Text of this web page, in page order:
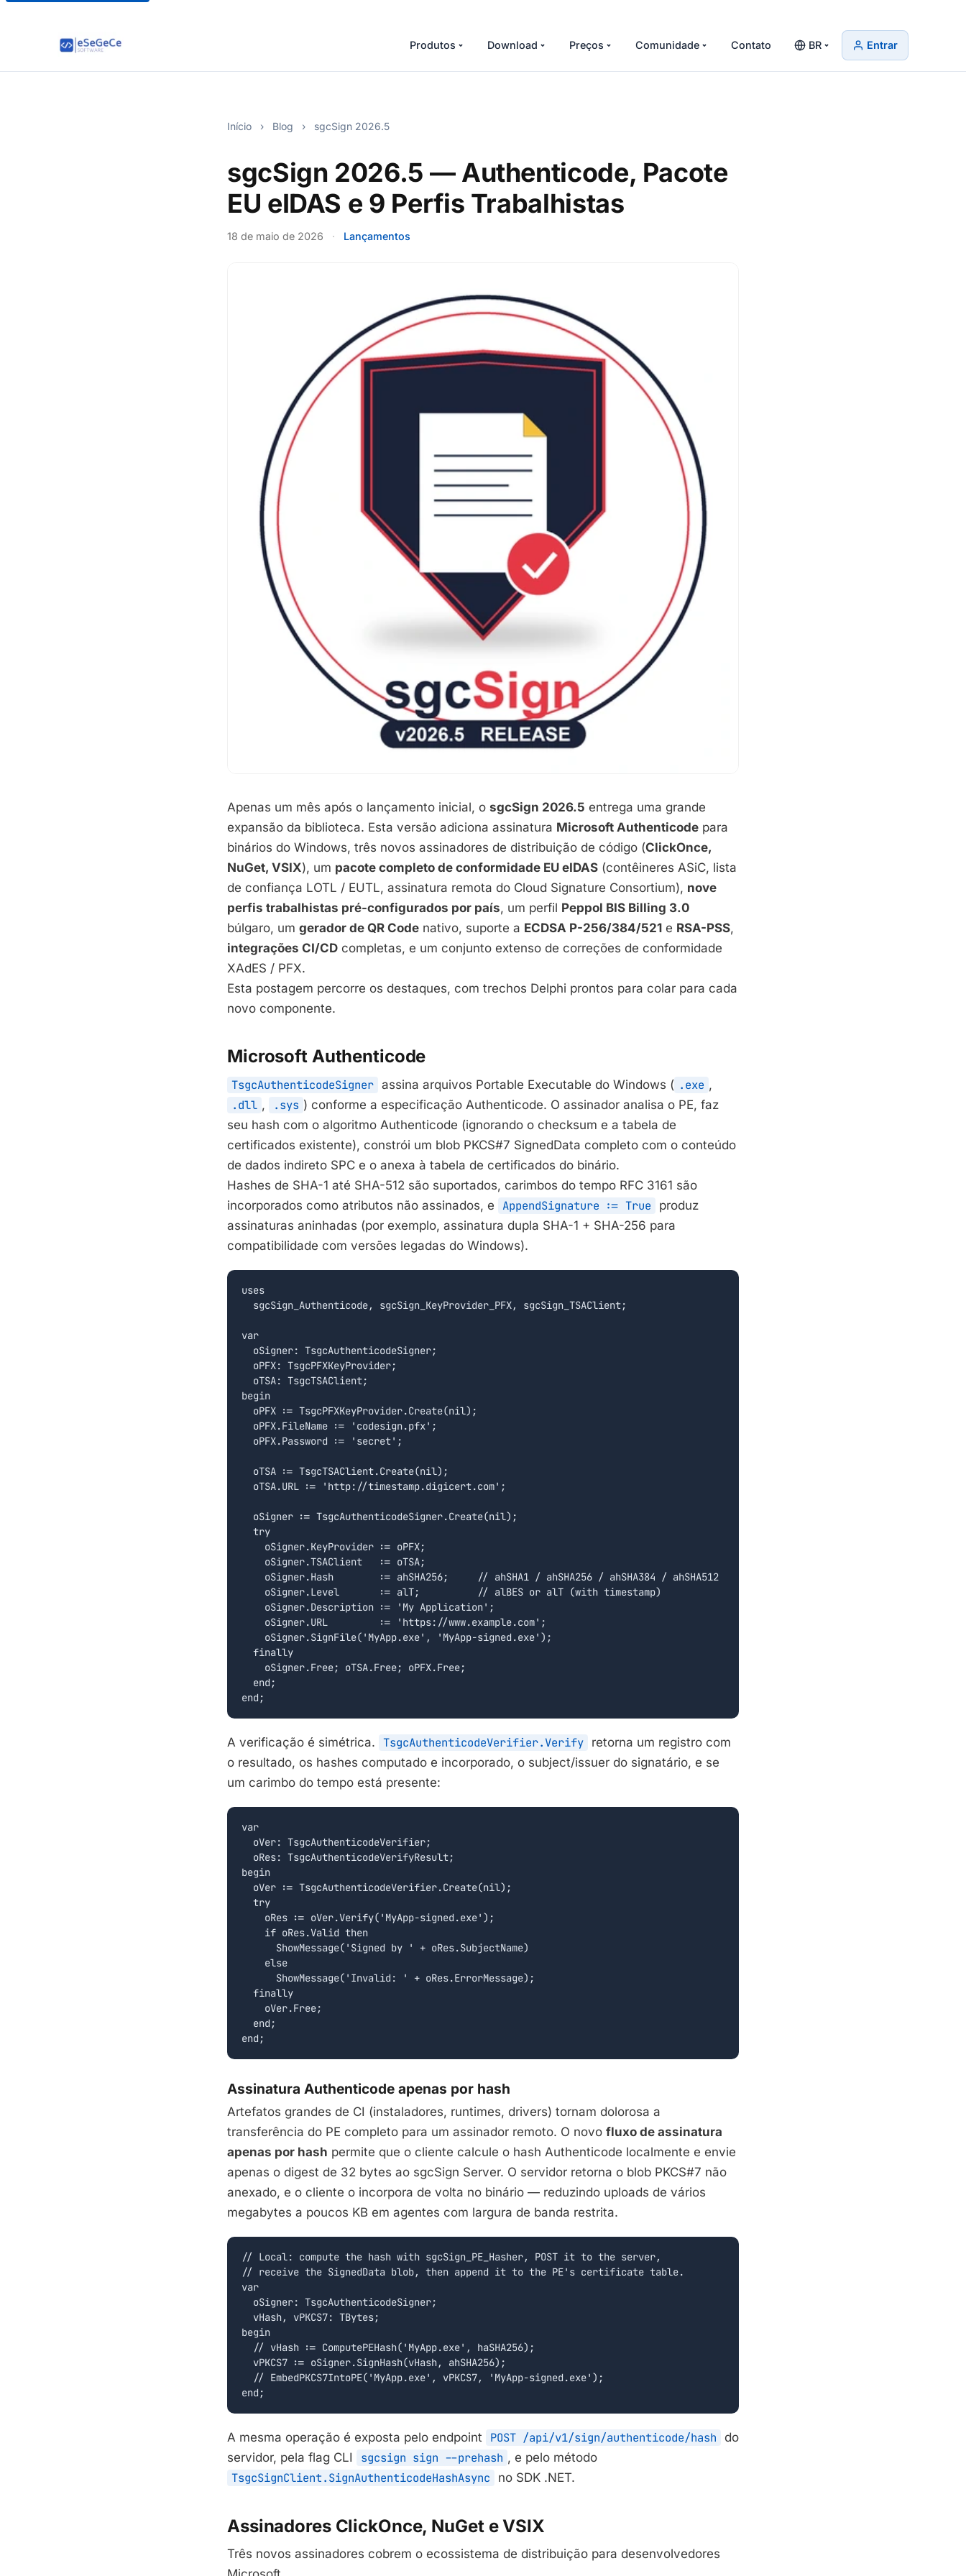
Produtos Download Preços Comunidade Contato BR Entrar
Início › Blog › sgcSign 2026.5
sgcSign 2026.5 — Authenticode, Pacote
EU eIDAS e 9 Perfis Trabalhistas
18 de maio de 2026 · Lançamentos
Apenas um mês após o lançamento inicial, o sgcSign 2026.5 entrega uma grande
expansão da biblioteca. Esta versão adiciona assinatura Microsoft Authenticode para
binários do Windows, três novos assinadores de distribuição de código (ClickOnce,
NuGet, VSIX), um pacote completo de conformidade EU eIDAS (contêineres ASiC, lista
de confiança LOTL / EUTL, assinatura remota do Cloud Signature Consortium), nove
perfis trabalhistas pré-configurados por país, um perfil Peppol BIS Billing 3.0
búlgaro, um gerador de QR Code nativo, suporte a ECDSA P-256/384/521 e RSA-PSS,
integrações CI/CD completas, e um conjunto extenso de correções de conformidade
XAdES / PFX.
Esta postagem percorre os destaques, com trechos Delphi prontos para colar para cada
novo componente.
Microsoft Authenticode
TsgcAuthenticodeSigner assina arquivos Portable Executable do Windows ( .exe ,
.dll , .sys ) conforme a especificação Authenticode. O assinador analisa o PE, faz
seu hash com o algoritmo Authenticode (ignorando o checksum e a tabela de
certificados existente), constrói um blob PKCS#7 SignedData completo com o conteúdo
de dados indireto SPC e o anexa à tabela de certificados do binário.
Hashes de SHA-1 até SHA-512 são suportados, carimbos do tempo RFC 3161 são
incorporados como atributos não assinados, e
AppendSignature := True
produz
assinaturas aninhadas (por exemplo, assinatura dupla SHA-1 + SHA-256 para
compatibilidade com versões legadas do Windows).
uses
  sgcSign_Authenticode, sgcSign_KeyProvider_PFX, sgcSign_TSAClient;
var
  oSigner: TsgcAuthenticodeSigner;
  oPFX: TsgcPFXKeyProvider;
  oTSA: TsgcTSAClient;
begin
  oPFX := TsgcPFXKeyProvider.Create(nil);
  oPFX.FileName := 'codesign.pfx';
  oPFX.Password := 'secret';
  oTSA := TsgcTSAClient.Create(nil);
  oTSA.URL := 'http://timestamp.digicert.com';
  oSigner := TsgcAuthenticodeSigner.Create(nil);
  try
    oSigner.KeyProvider := oPFX;
    oSigner.TSAClient   := oTSA;
    oSigner.Hash        := ahSHA256;     // ahSHA1 / ahSHA256 / ahSHA384 / ahSHA512
    oSigner.Level       := alT;          // alBES or alT (with timestamp)
    oSigner.Description := 'My Application';
    oSigner.URL         := 'https://www.example.com';
    oSigner.SignFile('MyApp.exe', 'MyApp-signed.exe');
  finally
    oSigner.Free; oTSA.Free; oPFX.Free;
  end;
end;
A verificação é simétrica. TsgcAuthenticodeVerifier.Verify retorna um registro com
o resultado, os hashes computado e incorporado, o subject/issuer do signatário, e se
um carimbo do tempo está presente:
var
  oVer: TsgcAuthenticodeVerifier;
  oRes: TsgcAuthenticodeVerifyResult;
begin
  oVer := TsgcAuthenticodeVerifier.Create(nil);
  try
    oRes := oVer.Verify('MyApp-signed.exe');
    if oRes.Valid then
      ShowMessage('Signed by ' + oRes.SubjectName)
    else
      ShowMessage('Invalid: ' + oRes.ErrorMessage);
  finally
    oVer.Free;
  end;
end;
Assinatura Authenticode apenas por hash
Artefatos grandes de CI (instaladores, runtimes, drivers) tornam dolorosa a
transferência do PE completo para um assinador remoto. O novo fluxo de assinatura
apenas por hash permite que o cliente calcule o hash Authenticode localmente e envie
apenas o digest de 32 bytes ao sgcSign Server. O servidor retorna o blob PKCS#7 não
anexado, e o cliente o incorpora de volta no binário — reduzindo uploads de vários
megabytes a poucos KB em agentes com largura de banda restrita.
// Local: compute the hash with sgcSign_PE_Hasher, POST it to the server,
// receive the SignedData blob, then append it to the PE's certificate table.
var
  oSigner: TsgcAuthenticodeSigner;
  vHash, vPKCS7: TBytes;
begin
  // vHash := ComputePEHash('MyApp.exe', haSHA256);
  vPKCS7 := oSigner.SignHash(vHash, ahSHA256);
  // EmbedPKCS7IntoPE('MyApp.exe', vPKCS7, 'MyApp-signed.exe');
end;
A mesma operação é exposta pelo endpoint POST /api/v1/sign/authenticode/hash
do
servidor, pela flag CLI
sgcsign sign --prehash , e pelo método
TsgcSignClient.SignAuthenticodeHashAsync no SDK .NET.
Assinadores ClickOnce, NuGet e VSIX
Três novos assinadores cobrem o ecossistema de distribuição para desenvolvedores